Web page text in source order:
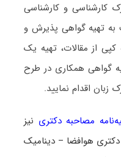
کارشناسی و کارشناسی
به تهیه گواهی پذیرش و
از مقالات، تهیه یک
گواهی همکاری در طرح
اقدام نمایید.
مصاحبه دکتری نیز
هوافضا – دینامیک